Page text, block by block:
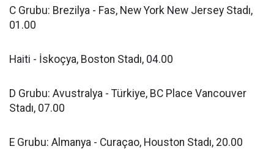
C Grubu: Brezilya - Fas, New York New Jersey Stadı,
01.00
Haiti - İskoçya, Boston Stadı, 04.00
D Grubu: Avustralya - Türkiye, BC Place Vancouver
Stadı, 07.00
E Grubu: Almanya - Curaçao, Houston Stadı, 20.00